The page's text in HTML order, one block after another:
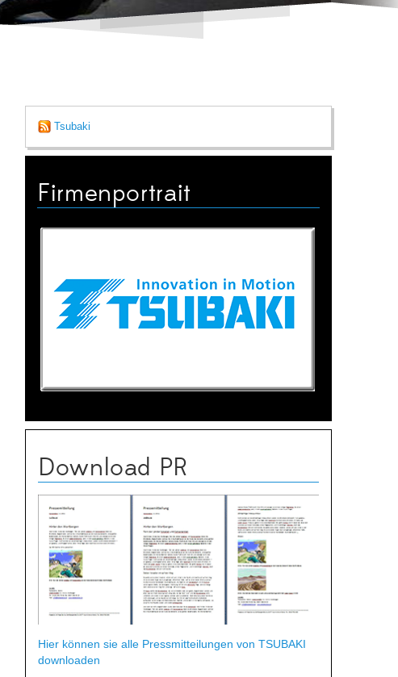
Tsubaki
Firmenportrait
Download PR
Hier können sie alle Pressmitteilungen von TSUBAKI
downloaden